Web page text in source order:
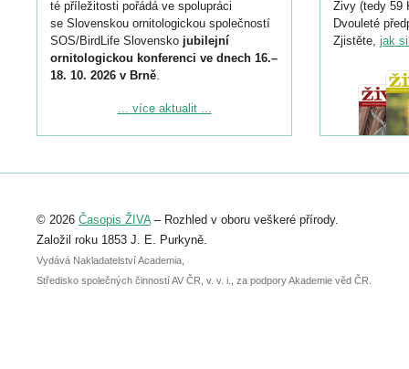
té příležitosti pořádá ve spolupráci
se Slovenskou ornitologickou společností
SOS/BirdLife Slovensko jubilejní
ornitologickou konferenci ve dnech 16.–
18. 10. 2026 v Brně.
Podrobnější informace ke konferenci
Registrovat se můžete do 6. září.
abstraktu přihlášené přednášky nebo
posteru je už 30. června.
... více aktualit ...
Živy (tedy 59
Dvouleté
Zjistěte, jak
© 2026 Časopis ŽIVA– Rozhled v oboru veškeré přírody.
Založil roku 1853 J. E. Purkyně.
Vydává Nakladatelství Academia,
Středisko společných činností AV ČR, v. v. i., za podpory Akademie věd ČR.